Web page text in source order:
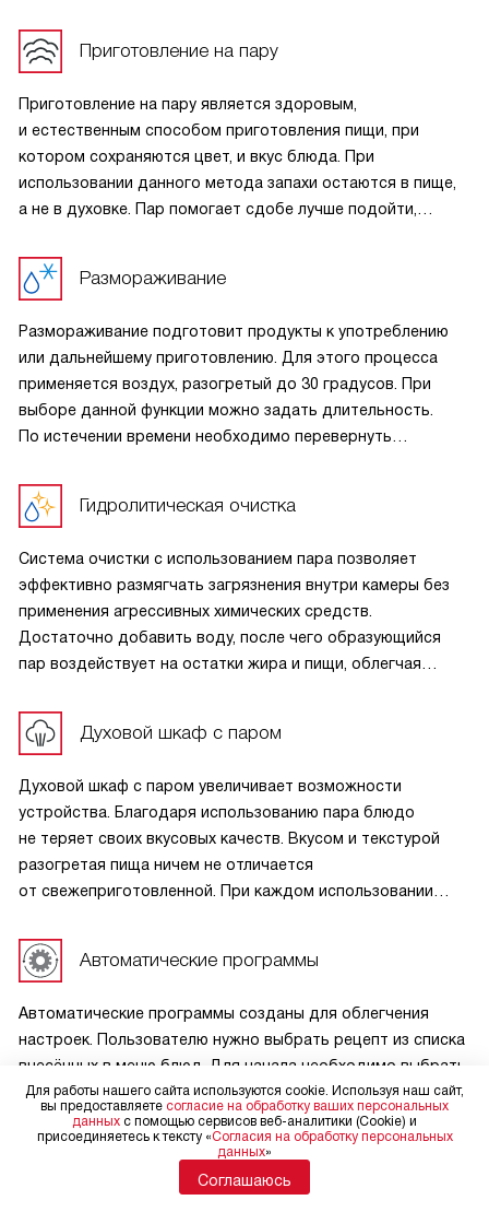
специальным температурным датчиком.
Приготовление на пару
Приготовление на пару является здоровым,
и естественным способом приготовления пищи, при
котором сохраняются цвет, и вкус блюда. При
использовании данного метода запахи остаются в пище,
а не в духовке. Пар помогает сдобе лучше подойти,
придаёт сочность и позволяет добиться румяной
корочки.Размораживание
Размораживание подготовит продукты к употреблению
или дальнейшему приготовлению. Для этого процесса
применяется воздух, разогретый до 30 градусов. При
выборе данной функции можно задать длительность.
По истечении времени необходимо перевернуть
разделить смёрзшиеся куски.
Гидролитическая очистка
Система очистки с использованием пара позволяет
эффективно размягчать загрязнения внутри камеры без
применения агрессивных химических средств.
Достаточно добавить воду, после чего образующийся
пар воздействует на остатки жира и пищи, облегчая
и удобным, снижает затраты времени и усилий, а также
помогает поддерживать чистоту и аккуратный внешний
длительного срока эксплуатации.
Духовой шкаф с паром
Духовой шкаф с паром увеличивает возможности
устройства. Благодаря использованию пара блюдо
не теряет своих вкусовых качеств. Вкусом и текстурой
разогретая пища ничем не отличается
от свежеприготовленной. При каждом использовании
воды. Оно сопровождается особыми звуками, которые
являются нормальными.
Автоматические программы
Автоматические программы созданы для облегчения
настроек. Пользователю нужно выбрать рецепт из списка
внесённых в меню блюд. Для начала необходимо выбрать
тип блюда, а затем сам рецепт. В настройках вначале
появится изображение выбранного блюда (без
возможности редактирования), масса (её зачастую можно
редактировать), интенсивность (не всегда можно
редактировать) и время приготовления.
Для работы нашего сайта используются cookie. Используя наш сайт,
вы предоставляете согласие на обработку ваших персональных
данных с помощью сервисов веб-аналитики (Cookie) и
присоединяетесь к тексту «Согласия на обработку персональных
данных»
Соглашаюсь